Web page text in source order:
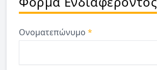
Ονοματεπώνυμο *